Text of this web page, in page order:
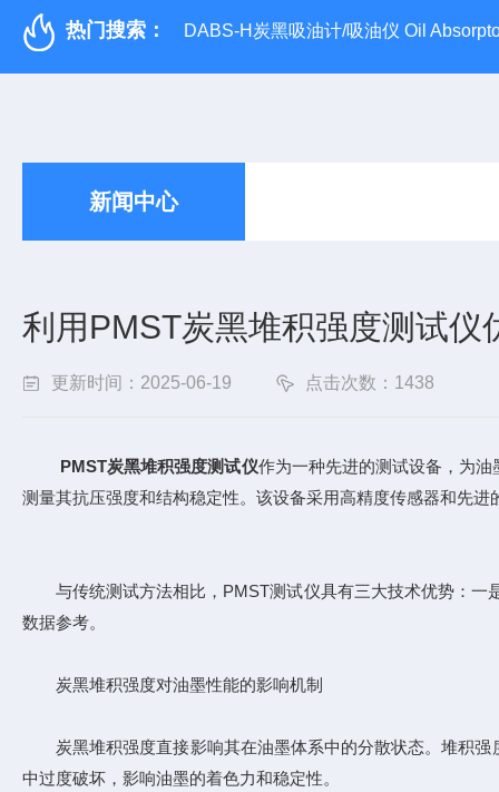
热门搜索： DABS-H炭黑吸油计/吸油仪 Oil
新闻中心
利用PMST炭黑堆积强度测试仪
更新时间：2025-06-19 点击次数：1438
PMST炭黑堆积强度测试仪作为一种先进的测试设备，为
测量其抗压强度和结构稳定性。该设备采用高精度传感器和先
与传统测试方法相比，PMST测试仪具有三大技术优势：一
数据参考。
炭黑堆积强度对油墨性能的影响机制
炭黑堆积强度直接影响其在油墨体系中的分散状态。堆积强
中过度破坏，影响油墨的着色力和稳定性。